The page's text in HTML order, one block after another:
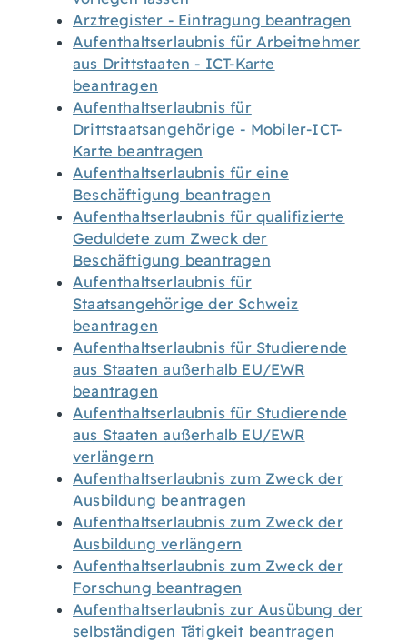
Arztregister - Eintragung beantragen
Aufenthaltserlaubnis für Arbeitnehmer
aus Drittstaaten - ICT-Karte
beantragen
Aufenthaltserlaubnis für
Drittstaatsangehörige - Mobiler-ICT-
Karte beantragen
Aufenthaltserlaubnis für eine
Beschäftigung beantragen
Aufenthaltserlaubnis für qualifizierte
Geduldete zum Zweck der
Beschäftigung beantragen
Aufenthaltserlaubnis für
Staatsangehörige der Schweiz
beantragen
Aufenthaltserlaubnis für Studierende
aus Staaten außerhalb EU/EWR
beantragen
Aufenthaltserlaubnis für Studierende
aus Staaten außerhalb EU/EWR
verlängern
Aufenthaltserlaubnis zum Zweck der
Ausbildung beantragen
Aufenthaltserlaubnis zum Zweck der
Ausbildung verlängern
Aufenthaltserlaubnis zum Zweck der
Forschung beantragen
Aufenthaltserlaubnis zur Ausübung der
selbständigen Tätigkeit beantragen